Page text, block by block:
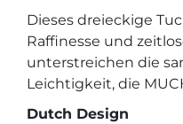
Dieses dreieckige
Raffinesse und
unterstreichen die
Leichtigkeit, die
Dutch Design